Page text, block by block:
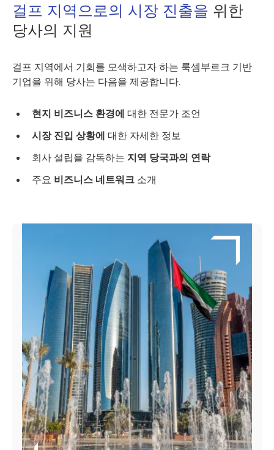
걸프 지역으로의 시장 진출을 위한
당사의 지원
걸프 지역에서 기회를 모색하고자 하는 룩셈부르크 기반
기업을 위해 당사는 다음을 제공합니다.
현지 비즈니스 환경에 대한 전문가 조언
시장 진입 상황에 대한 자세한 정보
회사 설립을 감독하는 지역 당국과의 연락
주요 비즈니스 네트워크 소개